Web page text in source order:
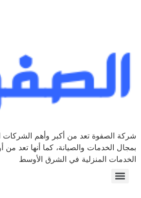
شركة الصفوة تعد من أكبر وأهم الشركات
بمجال الخدمات والصيانة، كما أنها تعد من
الخدمات المنزلية في الشرق الأوسط